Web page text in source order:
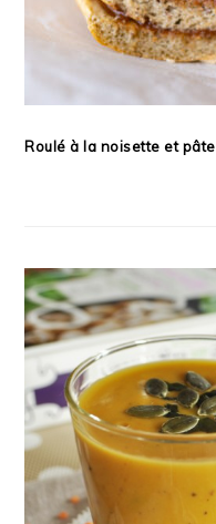
Roulé à la noisette et